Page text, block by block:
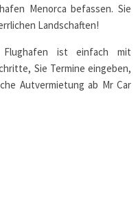
Menorca befassen. Sie
Landschaften!
Flughafen ist einfach mit
Sie Termine eingeben,
Autvermietung ab Mr Car